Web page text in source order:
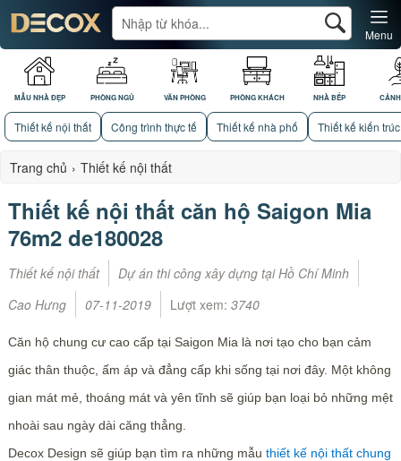
MẪU NHÀ ĐẸP PHÒNG NGỦ VĂN PHÒNG PHÒNG KHÁCH NHÀ BẾP
Menu
Thiết kế nội thất Công trình thực tế Thiết kế nhà phố Thiết kế kiến trúc
Trang chủ › Thiết kế nội thất
Thiết kế nội thất căn hộ Saigon Mia
76m2 de180028
Thiết kế nội thất
Dự án thi công xây dựng tại Hồ Chí Minh
Cao Hưng
07-11-2019 Lượt xem: 3740
Căn hộ chung cư cao cấp tại Saigon Mia là nơi tạo cho bạn cảm
giác thân thuộc, ấm áp và đẳng cấp khi sống tại nơi đây. Một không
gian mát mẻ, thoáng mát và yên tĩnh sẽ giúp bạn loại bỏ những mệt
nhoài sau ngày dài căng thẳng.
Decox Design sẽ giúp bạn tìm ra những mẫu thiết kế nội thất chung